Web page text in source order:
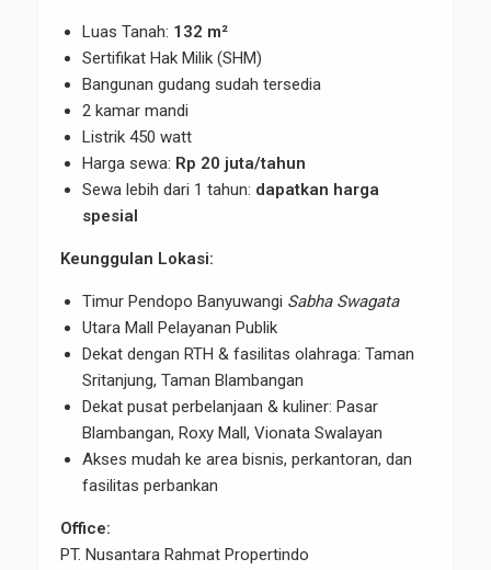
Luas Tanah: 132 m²
Sertifikat Hak Milik (SHM)
Bangunan gudang sudah tersedia
2 kamar mandi
Listrik 450 watt
Harga sewa: Rp 20 juta/tahun
Sewa lebih dari 1 tahun: dapatkan harga
spesial
Keunggulan Lokasi:
Timur Pendopo Banyuwangi Sabha Swagata
Utara Mall Pelayanan Publik
Dekat dengan RTH & fasilitas olahraga: Taman
Sritanjung, Taman Blambangan
Dekat pusat perbelanjaan & kuliner: Pasar
Blambangan, Roxy Mall, Vionata Swalayan
Akses mudah ke area bisnis, perkantoran, dan
fasilitas perbankan
Office:
PT. Nusantara Rahmat Propertindo